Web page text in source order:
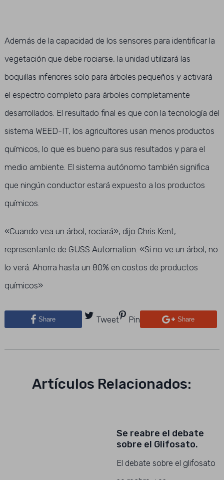
Además de la capacidad de los sensores para identificar la
vegetación que debe rociarse, la unidad utilizará las
boquillas inferiores solo para árboles pequeños y activará
el espectro completo para árboles completamente
desarrollados. El resultado final es que con la tecnología del
sistema WEED-IT, los agricultores usan menos productos
químicos, lo que es bueno para sus resultados y para el
medio ambiente. El sistema autónomo también significa
que ningún conductor estará expuesto a los productos
químicos.
«Cuando vea un árbol, rociará», dijo Chris Kent,
representante de GUSS Automation. «Si no ve un árbol, no
lo verá. Ahorra hasta un 80% en costos de productos
químicos»
Share Tweet Pin Share
Artículos Relacionados:
Se reabre el debate
sobre el Glifosato.
El debate sobre el glifosato